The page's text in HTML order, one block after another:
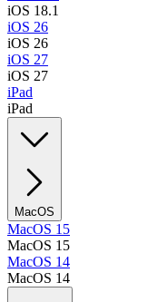
iOS 18.1
iOS 26
iOS 26
iOS 27
iOS 27
iPad
iPad
MacOS
MacOS 15
MacOS 15
MacOS 14
MacOS 14